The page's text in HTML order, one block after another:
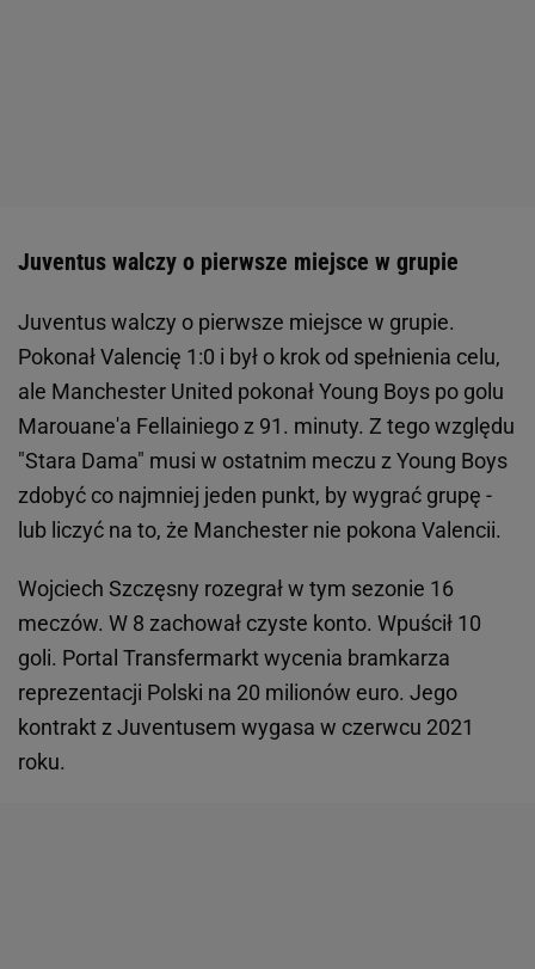
Juventus walczy o pierwsze miejsce w grupie
Juventus walczy o pierwsze miejsce w grupie.
Pokonał Valencię 1:0 i był o krok od spełnienia celu,
ale Manchester United pokonał Young Boys po golu
Marouane'a Fellainiego z 91. minuty. Z tego względu
"Stara Dama" musi w ostatnim meczu z Young Boys
zdobyć co najmniej jeden punkt, by wygrać grupę -
lub liczyć na to, że Manchester nie pokona Valencii.
Wojciech Szczęsny rozegrał w tym sezonie 16
meczów. W 8 zachował czyste konto. Wpuścił 10
goli. Portal Transfermarkt wycenia bramkarza
reprezentacji Polski na 20 milionów euro. Jego
kontrakt z Juventusem wygasa w czerwcu 2021
roku.